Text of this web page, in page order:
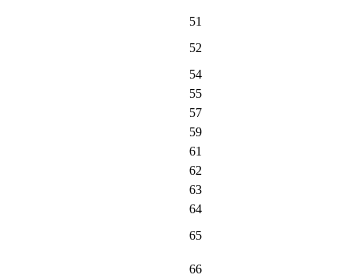
51
52
54
55
57
59
61
62
63
64
65
66